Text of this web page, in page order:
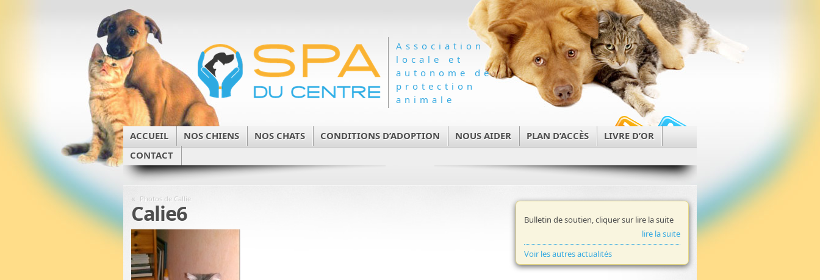
Association
locale et
autonome de
protection
animale
ACCUEIL NOS CHIENS NOS CHATS CONDITIONS D’ADOPTION NOUS AIDER PLAN D’ACCÈS
LIVRE D’OR
CONTACT
« Photos de Callie
Calie6
Bulletin de soutien, cliquer sur lire la suite
lire la suite
Voir les autres actualités